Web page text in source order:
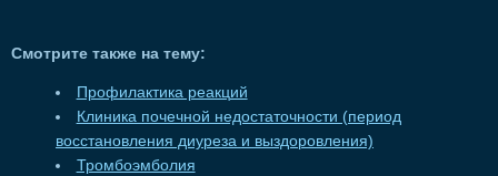
Смотрите также на тему:
Профилактика реакций
Клиника почечной недостаточности (период
восстановления диуреза и выздоровления)
Тромбоэмболия